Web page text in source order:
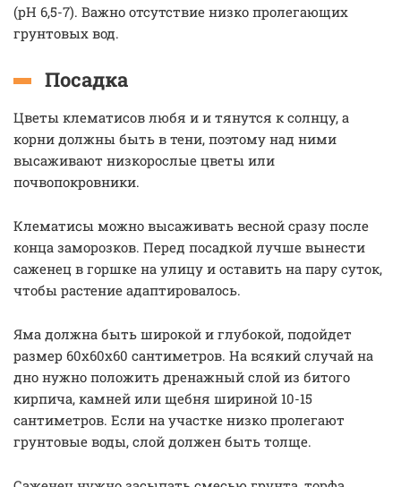
(pH 6,5-7). Важно отсутствие низко пролегающих
грунтовых вод.
Посадка
Цветы клематисов любя и и тянутся к солнцу, а
корни должны быть в тени, поэтому над ними
высаживают низкорослые цветы или
почвопокровники.
Клематисы можно высаживать весной сразу после
конца заморозков. Перед посадкой лучше вынести
саженец в горшке на улицу и оставить на пару суток,
чтобы растение адаптировалось.
Яма должна быть широкой и глубокой, подойдет
размер 60х60х60 сантиметров. На всякий случай на
дно нужно положить дренажный слой из битого
кирпича, камней или щебня шириной 10-15
сантиметров. Если на участке низко пролегают
грунтовые воды, слой должен быть толще.